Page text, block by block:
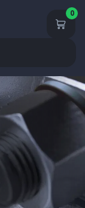
0